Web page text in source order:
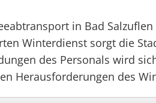
in Bad
Winterdienst sorgt die
des Personals wird
Herausforderungen des